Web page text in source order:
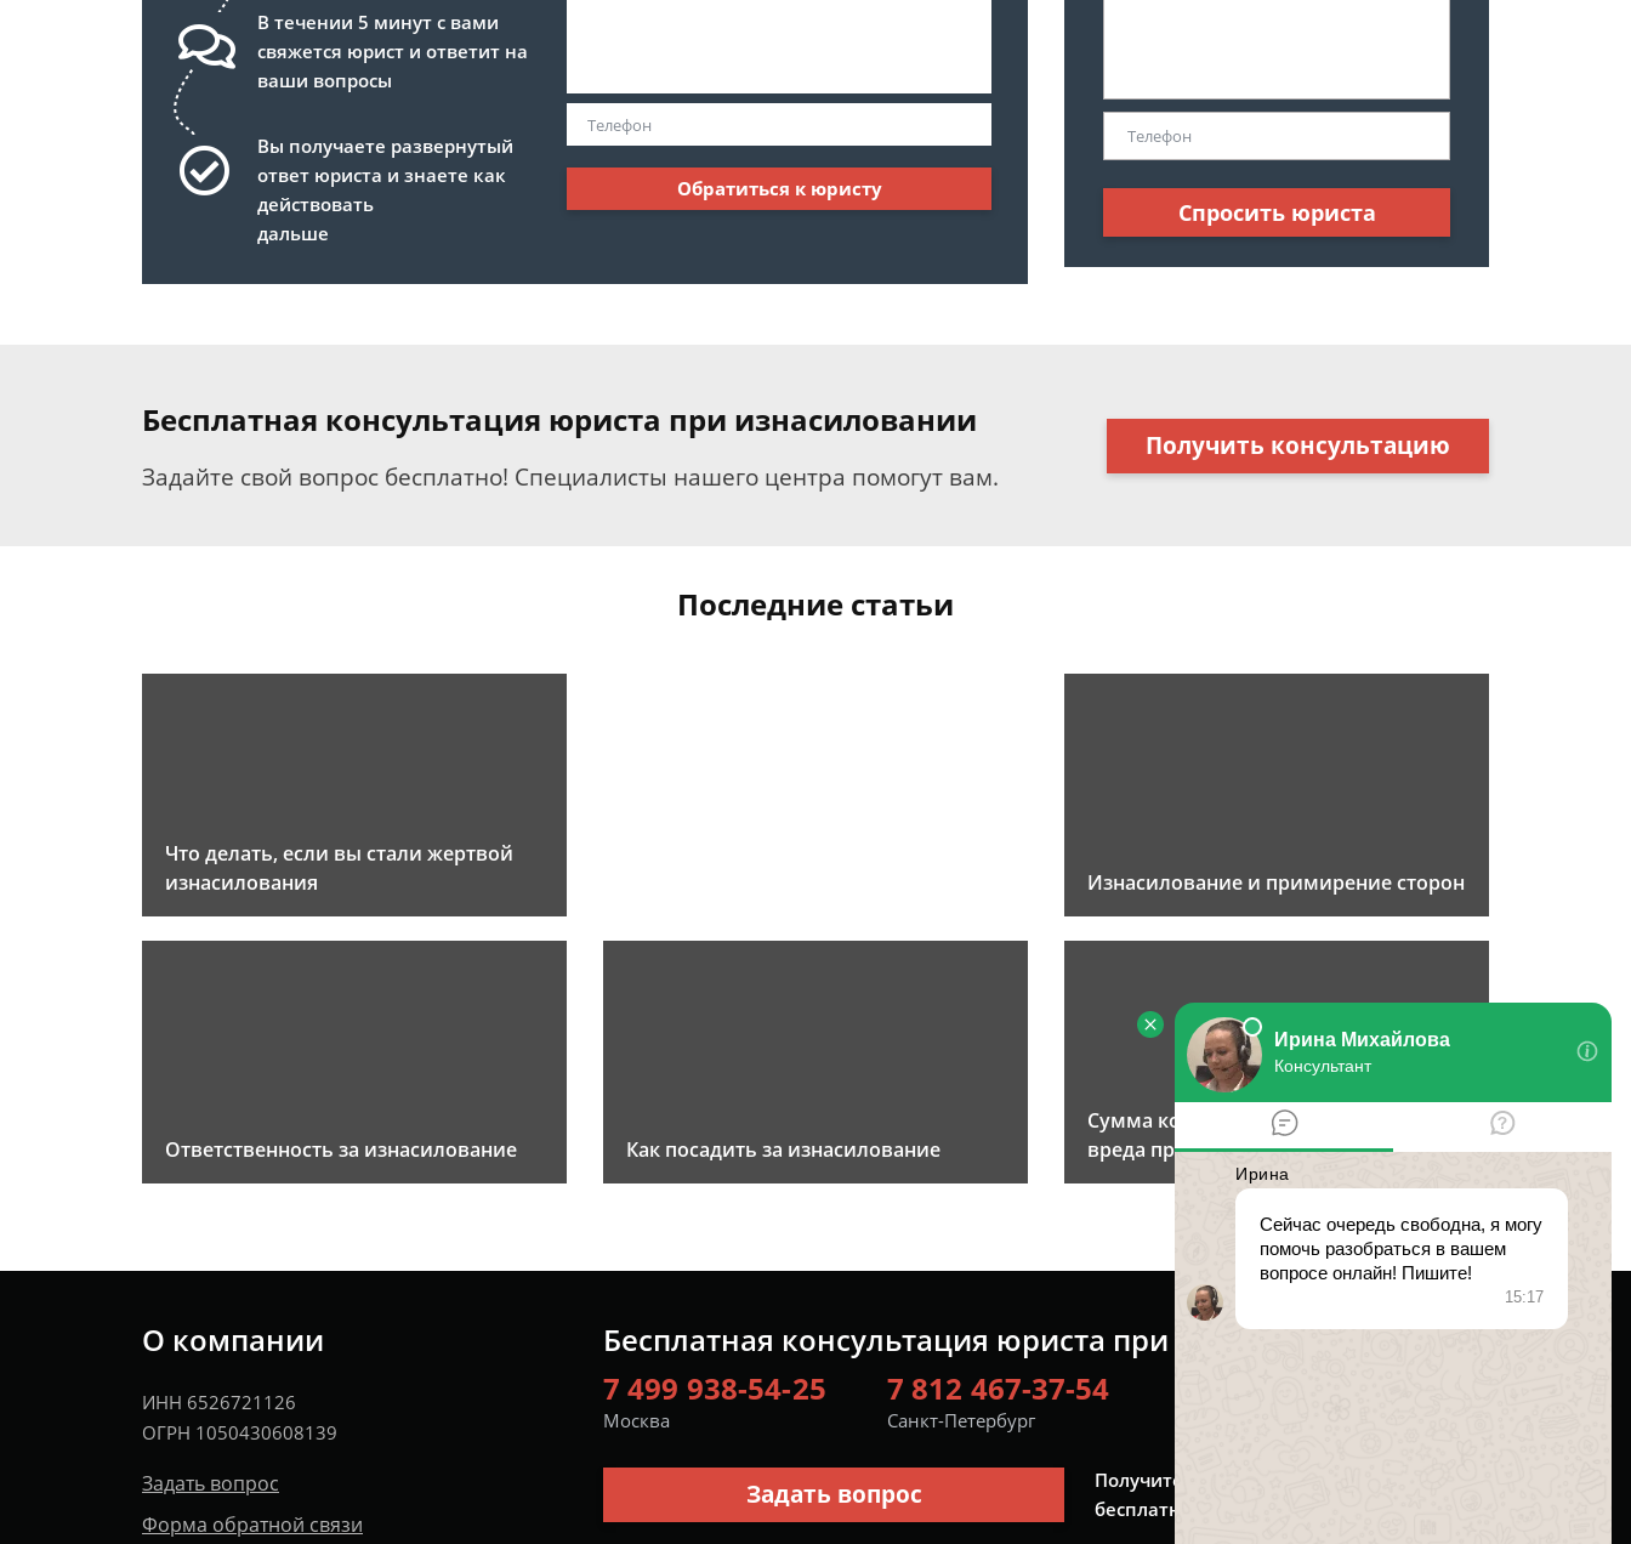
В течении 5 минут с вами
свяжется юрист и ответит на
ваши вопросы
Вы получаете развернутый
ответ юриста и знаете как
действовать
дальше
Обратиться к юристу
Спросить юриста
Бесплатная консультация юриста при изнасиловании
Задайте свой вопрос бесплатно! Специалисты нашего центра помогут вам.
Получить консультацию
Последние статьи
Что делать, если вы стали жертвой
изнасилования
Изнасилование и примирение сторон
Ответственность за изнасилование Как посадить за изнасилование
Сумма компенсации морального
вреда при изнасиловании
О компании
ИНН 6526721126
ОГРН 1050430608139
Задать вопрос
Форма обратной связи
Бесплатная консультация юриста при изнасиловании
7 499 938-54-25
Москва
7 812 467-37-54
Санкт-Петербург
Задать вопрос
Получите консультацию
бесплатно